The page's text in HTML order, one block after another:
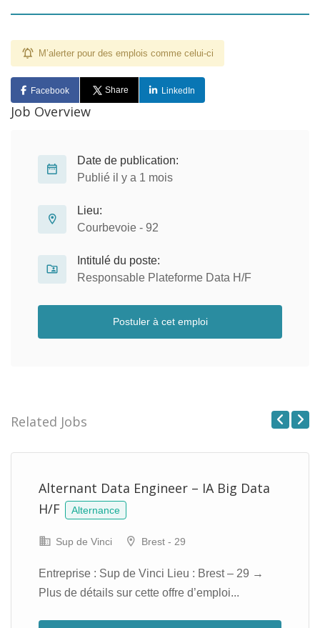
M’alerter pour des emplois comme celui-ci
Facebook Share LinkedIn
Job Overview
Date de publication:
Publié il y a 1 mois
Lieu:
Courbevoie - 92
Intitulé du poste:
Responsable Plateforme Data H/F
Postuler à cet emploi
Related Jobs
Alternant Data Engineer – IA Big Data
H/F
Alternance
Sup de Vinci Brest - 29
Entreprise : Sup de Vinci Lieu : Brest – 29 →
Plus de détails sur cette offre d’emploi...